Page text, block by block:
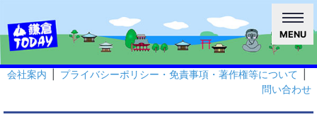
MENU
会社案内 プライバシーポリシー・免責事項・著作権等について
問い合わせ